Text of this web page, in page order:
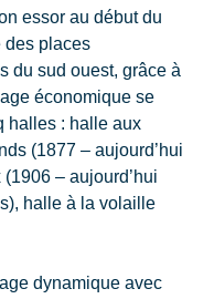
essor au début du
des places
du sud ouest, grâce à
économique se
halles : halle aux
(1877 – aujourd’hui
– aujourd’hui
halle à la volaille
dynamique avec